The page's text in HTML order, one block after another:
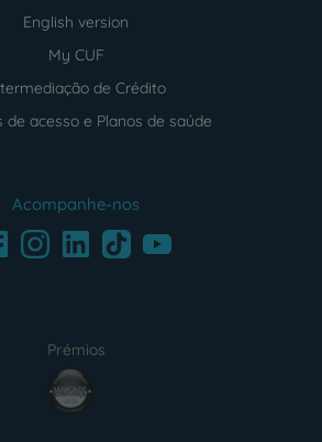
English version
My CUF
de Crédito
de acesso e Planos de saúde
Acompanhe-nos
InstagramLinkedInTikTokYoutube
Prémios
award4